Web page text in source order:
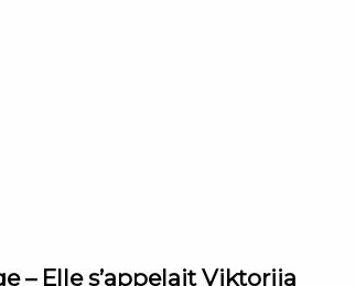
– Elle s’appelait Viktoriia